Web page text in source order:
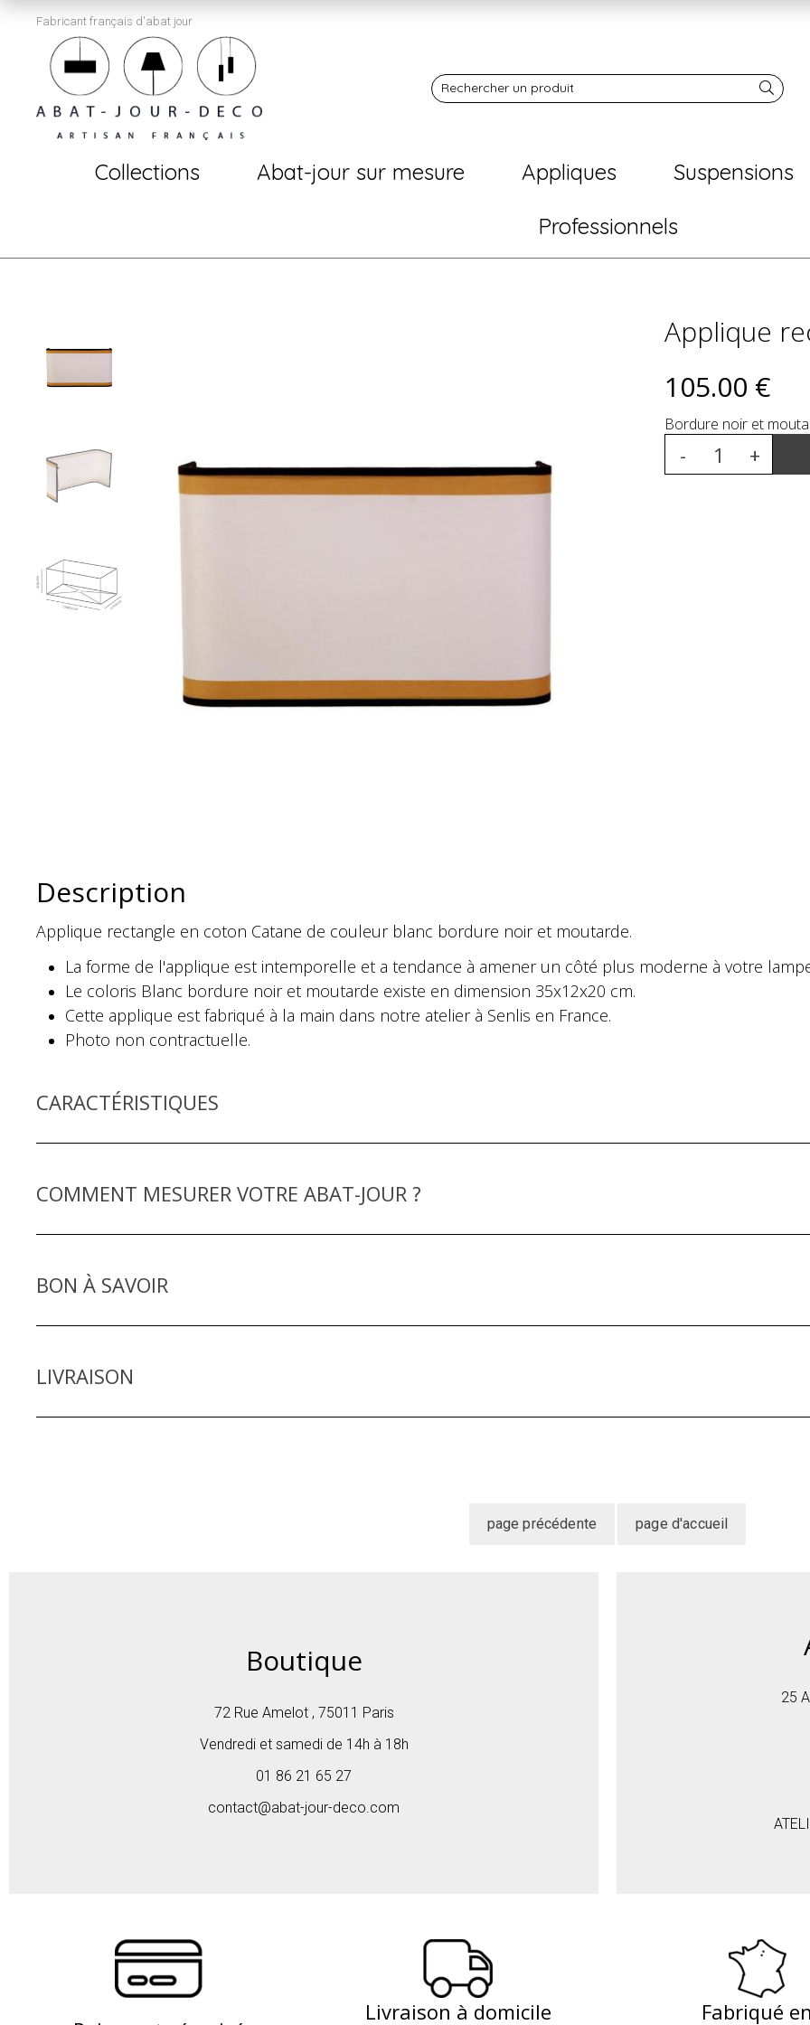
Fabricant français d'abat jour
Rechercher un produit
Collections Abat-jour sur mesure Appliques
Suspensions
Professionnels
Applique
105.00 €
Bordure noir et
Description
Applique rectangle en coton Catane de couleur blanc bordure noir et moutarde.
La forme de l'applique est intemporelle et a tendance à amener un côté plus moderne à votre
Le coloris Blanc bordure noir et moutarde existe en dimension 35x12x20 cm.
Cette applique est fabriqué à la main dans notre atelier à Senlis en France.
Photo non contractuelle.
CARACTÉRISTIQUES
COMMENT MESURER VOTRE ABAT-JOUR ?
BON À SAVOIR
Abat-jour :
LIVRAISON
Boutique
72 Rue Amelot , 75011 Paris
Vendredi et samedi de 14h à 18h
01 86 21 65 27
contact@abat-jour-deco.com
25
Livraison à domicile
Fabriqué